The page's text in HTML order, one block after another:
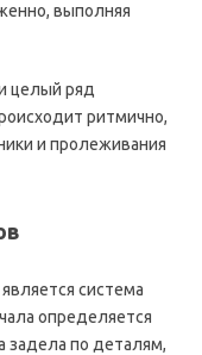
выполняя
целый ряд
ритмично,
и пролеживания
система
определяется
задела по деталям,